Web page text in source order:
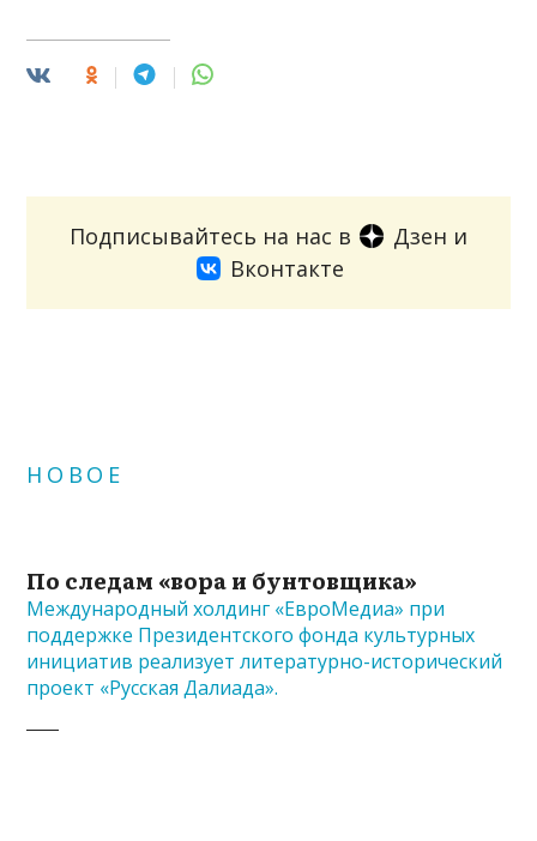
Подписывайтесь на нас в Дзен и
Вконтакте
НОВОЕ
По следам «вора и бунтовщика»
Международный холдинг «ЕвроМедиа» при
поддержке Президентского фонда культурных
инициатив реализует литературно-исторический
проект «Русская Далиада».